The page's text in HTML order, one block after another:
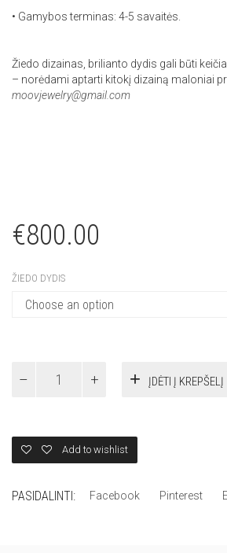
• Gamybos terminas: 4-5 savaitės.
Žiedo dizainas, brilianto dydis gali būti
– norėdami aptarti kitokį dizainą maloniai
moovjewelry@gmail.com
€800.00
ŽIEDO DYDIS
SUŽADĖTUVIŲ
ĮDĖTI Į KREPŠELĮ
Add to wishlist
PASIDALINTI: Facebook Pinterest